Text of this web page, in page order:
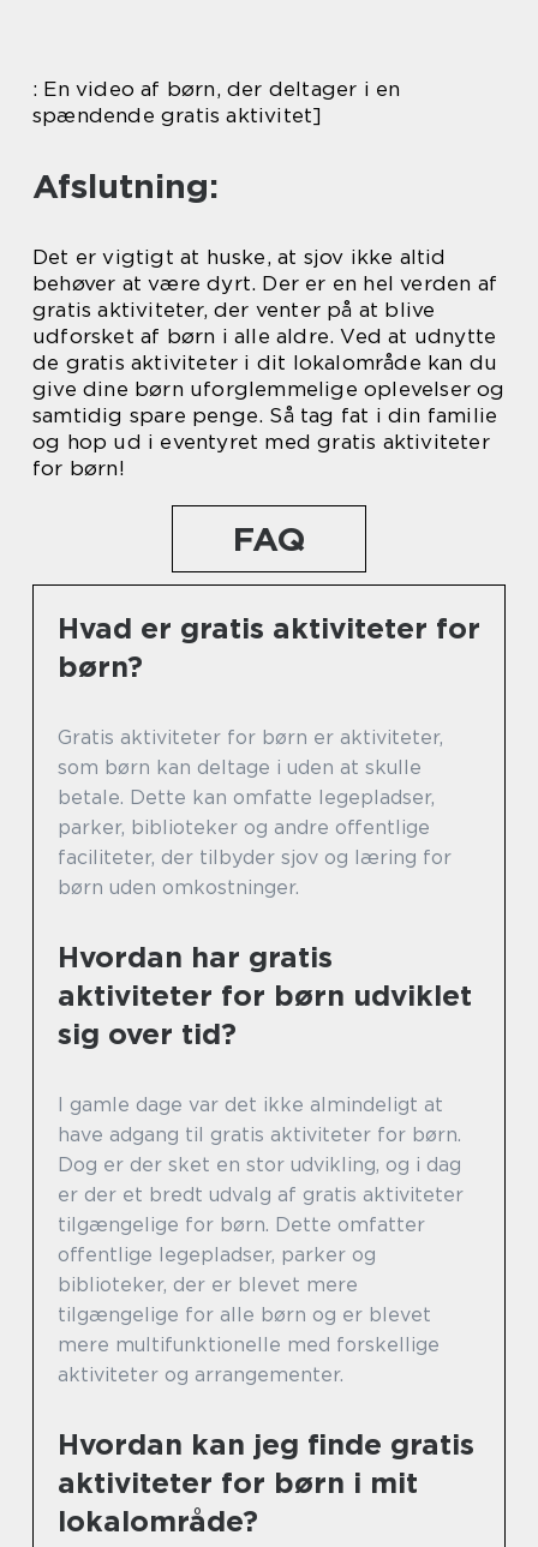
: En video af børn, der deltager i en
spændende gratis aktivitet]
Afslutning:
Det er vigtigt at huske, at sjov ikke altid
behøver at være dyrt. Der er en hel verden af
gratis aktiviteter, der venter på at blive
udforsket af børn i alle aldre. Ved at udnytte
de gratis aktiviteter i dit lokalområde kan du
give dine børn uforglemmelige oplevelser og
samtidig spare penge. Så tag fat i din familie
og hop ud i eventyret med gratis aktiviteter
for børn!
FAQ
Hvad er gratis aktiviteter for
børn?
Gratis aktiviteter for børn er aktiviteter,
som børn kan deltage i uden at skulle
betale. Dette kan omfatte legepladser,
parker, biblioteker og andre offentlige
faciliteter, der tilbyder sjov og læring for
børn uden omkostninger.
Hvordan har gratis
aktiviteter for børn udviklet
sig over tid?
I gamle dage var det ikke almindeligt at
have adgang til gratis aktiviteter for børn.
Dog er der sket en stor udvikling, og i dag
er der et bredt udvalg af gratis aktiviteter
tilgængelige for børn. Dette omfatter
offentlige legepladser, parker og
biblioteker, der er blevet mere
tilgængelige for alle børn og er blevet
mere multifunktionelle med forskellige
aktiviteter og arrangementer.
Hvordan kan jeg finde gratis
aktiviteter for børn i mit
lokalområde?